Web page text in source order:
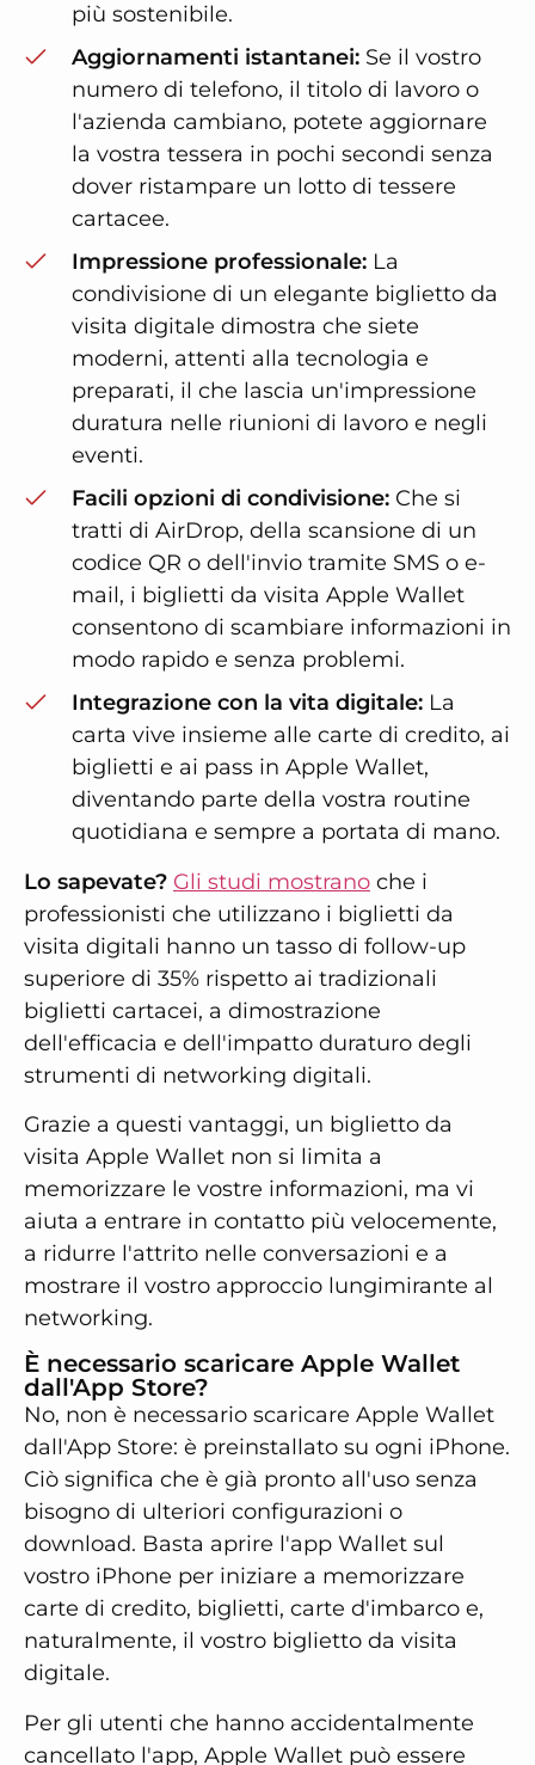
più sostenibile.
Aggiornamenti istantanei:Se il vostro
numero di telefono, il titolo di lavoro o
l'azienda cambiano, potete aggiornare
la vostra tessera in pochi secondi senza
dover ristampare un lotto di tessere
cartacee.
Impressione professionale:La
condivisione di un elegante biglietto da
visita digitale dimostra che siete
moderni, attenti alla tecnologia e
preparati, il che lascia un'impressione
duratura nelle riunioni di lavoro e negli
eventi.
Facili opzioni di condivisione:Che si
tratti di AirDrop, della scansione di un
codice QR o dell'invio tramite SMS o e-
mail, i biglietti da visita Apple Wallet
consentono di scambiare informazioni in
modo rapido e senza problemi.
Integrazione con la vita digitale:La
carta vive insieme alle carte di credito, ai
biglietti e ai pass in Apple Wallet,
diventando parte della vostra routine
quotidiana e sempre a portata di mano.
Lo sapevate? Gli studi mostrano che i
professionisti che utilizzano i biglietti da
visita digitali hanno un tasso di follow-up
superiore di 35% rispetto ai tradizionali
biglietti cartacei, a dimostrazione
dell'efficacia e dell'impatto duraturo degli
strumenti di networking digitali.
Grazie a questi vantaggi, un biglietto da
visita Apple Wallet non si limita a
memorizzare le vostre informazioni, ma vi
aiuta a entrare in contatto più velocemente,
a ridurre l'attrito nelle conversazioni e a
mostrare il vostro approccio lungimirante al
networking.
È necessario scaricare Apple Wallet
dall'App Store?
No, non è necessario scaricare Apple Wallet
dall'App Store: è preinstallato su ogni iPhone.
Ciò significa che è già pronto all'uso senza
bisogno di ulteriori configurazioni o
download. Basta aprire l'app Wallet sul
vostro iPhone per iniziare a memorizzare
carte di credito, biglietti, carte d'imbarco e,
naturalmente, il vostro biglietto da visita
digitale.
Per gli utenti che hanno accidentalmente
cancellato l'app, Apple Wallet può essere